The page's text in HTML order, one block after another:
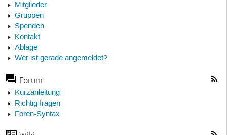
Mitglieder
Gruppen
Spenden
Kontakt
Ablage
Wer ist gerade angemeldet?
Forum
Kurzanleitung
Richtig fragen
Foren-Syntax